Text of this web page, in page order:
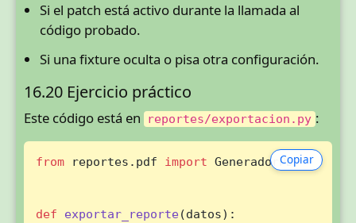
Si el patch está activo durante la llamada al
código probado.
Si una fixture oculta o pisa otra configuración.
16.20 Ejercicio práctico
Este código está en reportes/exportacion.py :
Copiar
from reportes.pdf import GeneradorPDF
def exportar_reporte(datos):